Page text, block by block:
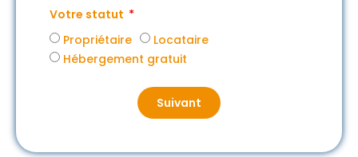
Votre statut
Propriétaire
Locataire
Hébergement gratuit
Suivant